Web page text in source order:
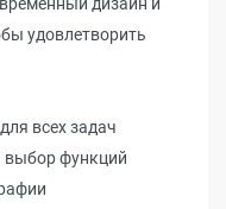
удовлетворить
всех задач
выбор функций